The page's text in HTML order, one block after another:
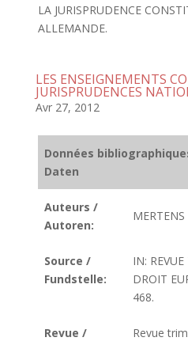
LA JURISPRUDENCE
ALLEMANDE.
LES ENSEIGNEMENTS
JURISPRUDENCES
Avr 27, 2012
Données
Daten
Auteurs /
Autoren:
Source /
Fundstelle:
IN:
DROIT
468.
Revue /
Revue